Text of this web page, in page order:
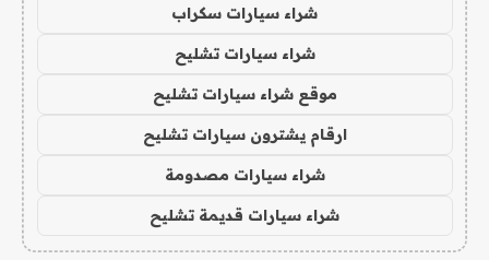
شراء سيارات سكراب
شراء سيارات تشليح
موقع شراء سيارات تشليح
ارقام يشترون سيارات تشليح
شراء سيارات مصدومة
شراء سيارات قديمة تشليح